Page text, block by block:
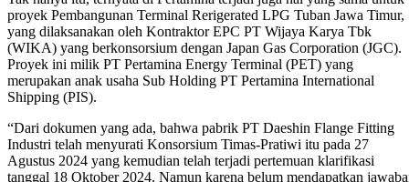
proyek Pembangunan Terminal Rerigerated LPG Tuban Jawa Timur,
yang dilaksanakan oleh Kontraktor EPC PT Wijaya Karya Tbk
(WIKA) yang berkonsorsium dengan Japan Gas Corporation (JGC).
Proyek ini milik PT Pertamina Energy Terminal (PET) yang
merupakan anak usaha Sub Holding PT Pertamina International
Shipping (PIS).
“Dari dokumen yang ada, bahwa pabrik PT Daeshin Flange Fitting
Industri telah menyurati Konsorsium Timas-Pratiwi itu pada 27
Agustus 2024 yang kemudian telah terjadi pertemuan klarifikasi
tanggal 18 Oktober 2024. Namun karena belum mendapatkan